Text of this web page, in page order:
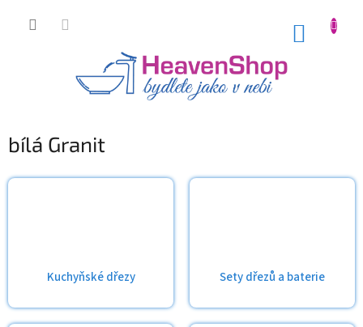
bílá Granit
Kuchyňské dřezy Sety dřezů a baterie